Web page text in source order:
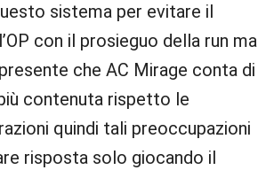
sistema per evitare il
con il prosieguo della run ma
che AC Mirage conta di
contenuta rispetto le
quindi tali preoccupazioni
risposta solo giocando il